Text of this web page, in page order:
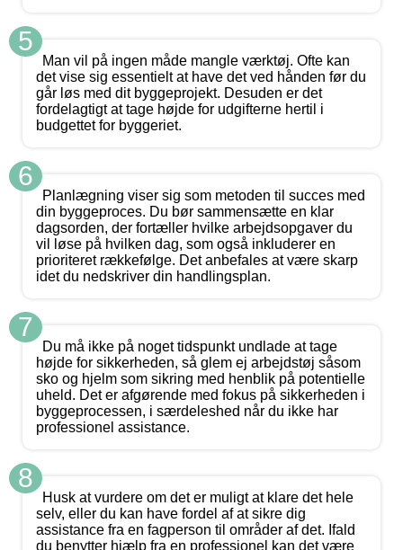
5
Man vil på ingen måde mangle værktøj. Ofte kan
det vise sig essentielt at have det ved hånden før du
går løs med dit byggeprojekt. Desuden er det
fordelagtigt at tage højde for udgifterne hertil i
budgettet for byggeriet.
6
Planlægning viser sig som metoden til succes med
din byggeproces. Du bør sammensætte en klar
dagsorden, der fortæller hvilke arbejdsopgaver du
vil løse på hvilken dag, som også inkluderer en
prioriteret rækkefølge. Det anbefales at være skarp
idet du nedskriver din handlingsplan.
7
Du må ikke på noget tidspunkt undlade at tage
højde for sikkerheden, så glem ej arbejdstøj såsom
sko og hjelm som sikring med henblik på potentielle
uheld. Det er afgørende med fokus på sikkerheden i
byggeprocessen, i særdeleshed når du ikke har
professionel assistance.
8
Husk at vurdere om det er muligt at klare det hele
selv, eller du kan have fordel af at sikre dig
assistance fra en fagperson til områder af det. Ifald
du benytter hjælp fra en professionel kan det være